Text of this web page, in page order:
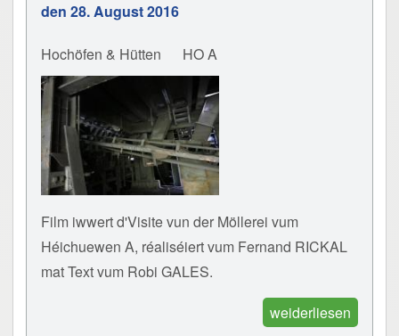
den 28. August 2016
Hochöfen & Hütten HO A
Film iwwert d'Visite vun der Möllerei vum
Héichuewen A, réaliséiert vum Fernand RICKAL
mat Text vum Robi GALES.
weiderliesen